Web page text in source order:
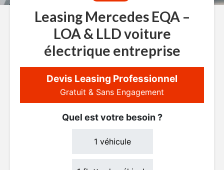
Leasing Mercedes EQA –
LOA & LLD voiture
électrique entreprise